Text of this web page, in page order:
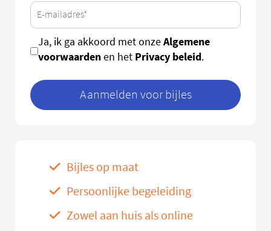
Ja, ik ga akkoord met onzeAlgemene
voorwaardenen het Privacy beleid.
Aanmelden voor bijles
Bijles op maat
Persoonlijke begeleiding
Zowel aan huis als online